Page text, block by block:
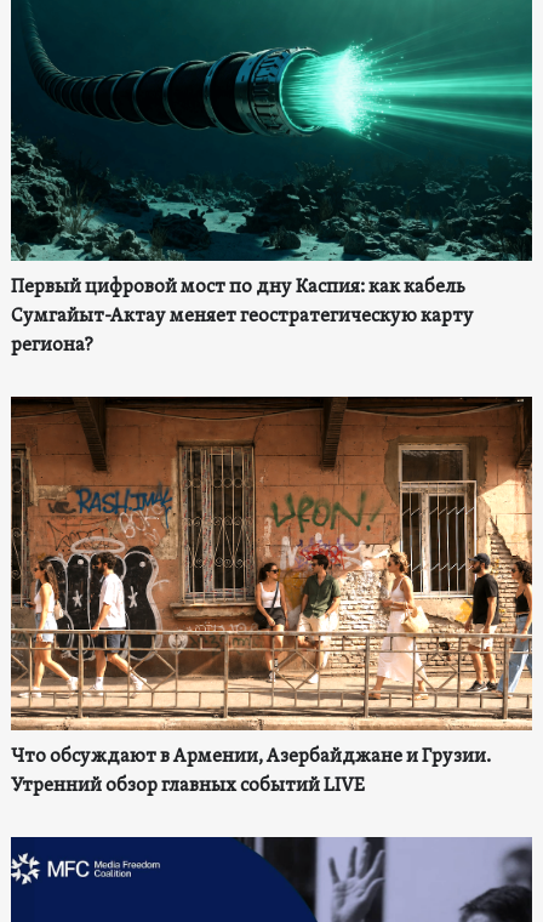
Первый цифровой мост по дну Каспия: как кабель
Сумгайыт-Актау меняет геостратегическую карту
региона?
Что обсуждают в Армении, Азербайджане и Грузии.
Утренний обзор главных событий LIVE